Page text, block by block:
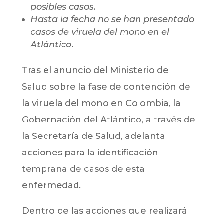
posibles casos.
Hasta la fecha no se han presentado
casos de viruela del mono en el
Atlántico.
Tras el anuncio del Ministerio de
Salud sobre la fase de contención de
la viruela del mono en Colombia, la
Gobernación del Atlántico, a través de
la Secretaría de Salud, adelanta
acciones para la identificación
temprana de casos de esta
enfermedad.
Dentro de las acciones que realizará